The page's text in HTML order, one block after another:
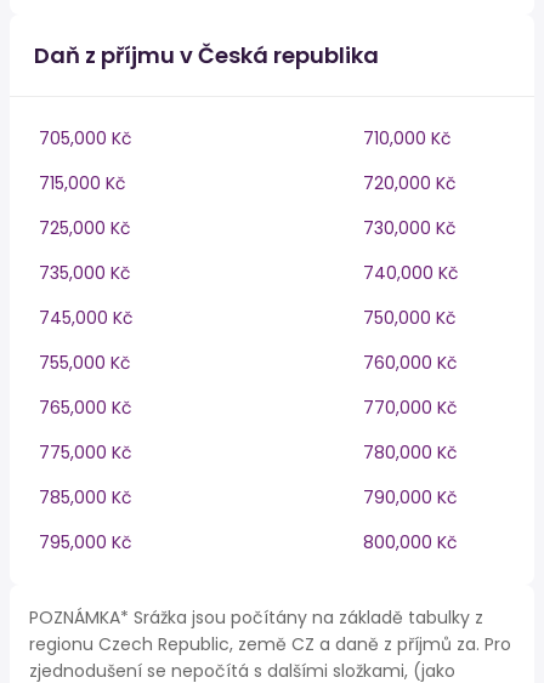
Daň z příjmu v Česká republika
705,000 Kč
710,000 Kč
715,000 Kč
720,000 Kč
725,000 Kč
730,000 Kč
735,000 Kč
740,000 Kč
745,000 Kč
750,000 Kč
755,000 Kč
760,000 Kč
765,000 Kč
770,000 Kč
775,000 Kč
780,000 Kč
785,000 Kč
790,000 Kč
795,000 Kč
800,000 Kč
POZNÁMKA* Srážka jsou počítány na základě tabulky z
regionu Czech Republic, země CZ a daně z příjmů za. Pro
zjednodušení se nepočítá s dalšími složkami, (jako